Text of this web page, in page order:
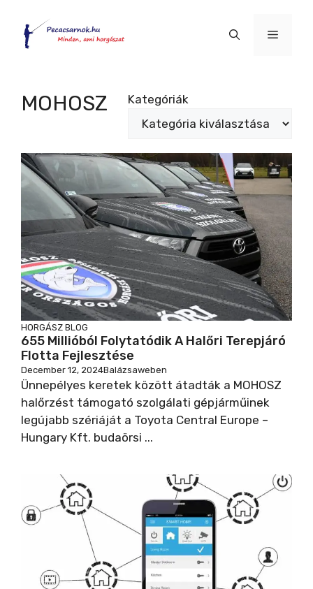
tartalomba
Menü
MOHOSZ Kategóriák
HORGÁSZ BLOG
655 Millióból Folytatódik A Halőri Terepjáró
Flotta Fejlesztése
December 12, 2024Balázsaweben
Ünnepélyes keretek között átadták a MOHOSZ
halőrzést támogató szolgálati gépjárműinek
legújabb szériáját a Toyota Central Europe –
Hungary Kft. budaörsi ...